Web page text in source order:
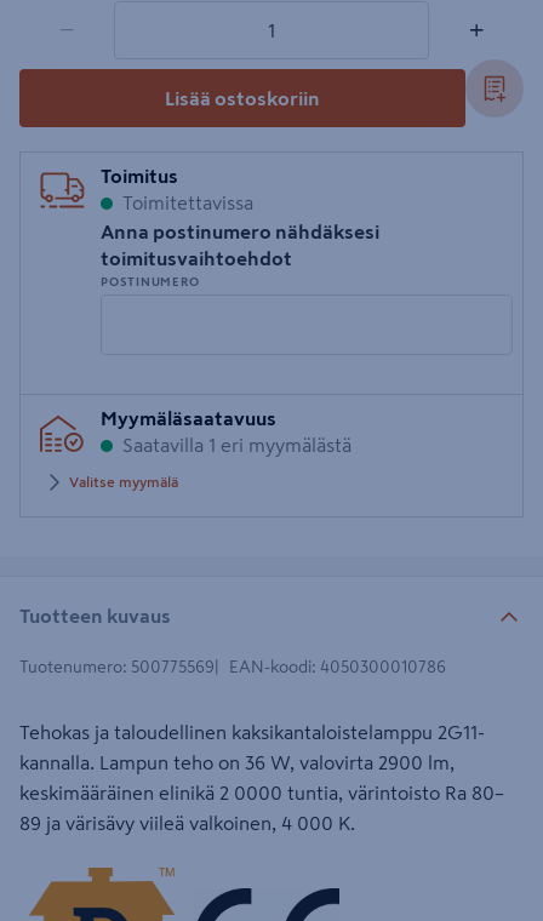
− +
Lisää ostoskoriin
Toimitus
Toimitettavissa
Anna postinumero nähdäksesi
toimitusvaihtoehdot
POSTINUMERO
postinumero
Myymäläsaatavuus
Saatavilla 1 eri myymälästä
Valitse myymälä
Tuotteen kuvaus
Tuotenumero: 500775569 EAN-koodi: 4050300010786
Tehokas ja taloudellinen kaksikantaloistelamppu 2G11-
kannalla. Lampun teho on 36 W, valovirta 2900 lm,
keskimääräinen elinikä 2 0000 tuntia, värintoisto Ra 80–
89 ja värisävy viileä valkoinen, 4 000 K.